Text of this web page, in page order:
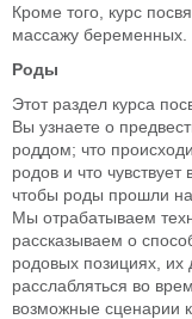
Кроме того, курс
массажу беременных.
Роды
Этот раздел курса
Вы узнаете о
роддом; что
родов и что
чтобы роды прошли
Мы отрабатываем
рассказываем о
родовых позициях, их
расслабляться во
возможные сценарии